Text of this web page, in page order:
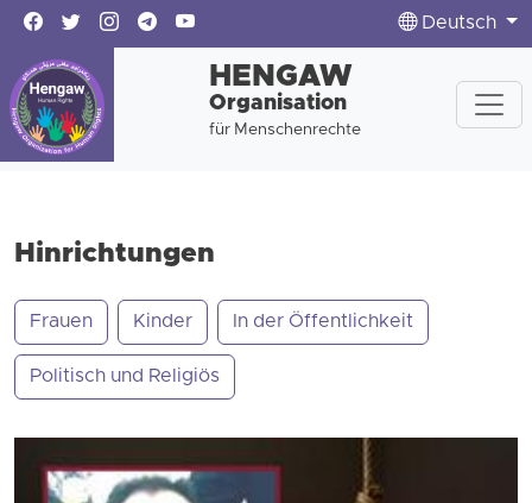
Deutsch
HENGAW
Organisation
für Menschenrechte
Hinrichtungen
Frauen Kinder In der Öffentlichkeit
Politisch und Religiös